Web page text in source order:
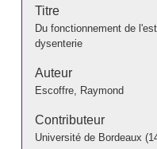
Titre
Du fonctionnement de
dysenterie
Auteur
Escoffre, Raymond
Contributeur
Université de Bordeaux